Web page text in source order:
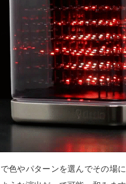
色やパターンを選んでその場